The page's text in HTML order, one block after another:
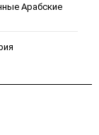
Арабские